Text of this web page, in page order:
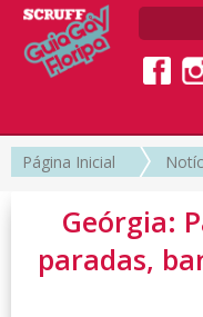
Página Inicial
Geórgia:
paradas,